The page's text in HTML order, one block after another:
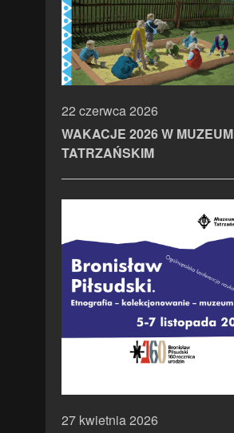
22 czerwca 2026
WAKACJE 2026 W MUZEUM
TATRZAŃSKIM
27 kwietnia 2026